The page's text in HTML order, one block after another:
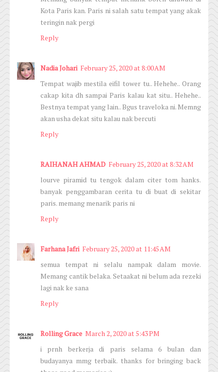
Kota Paris kan. Paris ni salah satu tempat yang akak
teringin nak pergi
Reply
Nadia Johari February 25, 2020 at 8:00 AM
Tempat wajib mestila eifil tower tu.. Hehehe.. Orang
cakap kita dh sampai Paris kalau kat situ.. Hehehe..
Bestnya tempat yang lain.. Bgus traveloka ni. Memng
akan usha dekat situ kalau nak bercuti
Reply
RAIHANAH AHMAD February 25, 2020 at 8:32 AM
lourve piramid tu tengok dalam citer tom hanks.
banyak penggambaran cerita tu di buat di sekitar
paris. memang menarik paris ni
Reply
Farhana Jafri February 25, 2020 at 11:45 AM
semua tempat ni selalu nampak dalam movie.
Memang cantik belaka. Setaakat ni belum ada rezeki
lagi nak ke sana
Reply
Rolling Grace March 2, 2020 at 5:43 PM
i prnh berkerja di paris selama 6 bulan dan
budayanya mmg terbaik. thanks for bringing back